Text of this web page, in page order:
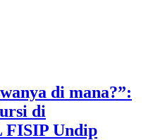
di mana?”:
di
FISIP Undip